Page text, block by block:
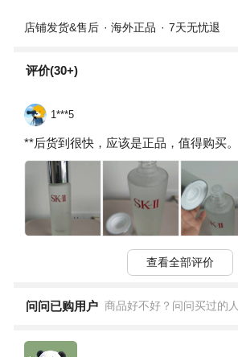
店铺发货&售后 海外正品 7天无忧退
评价(30+)
1***5
**后货到很快，应该是正品，值得购买。
查看全部评价
问问已购用户 商品好不好？问问买过的人